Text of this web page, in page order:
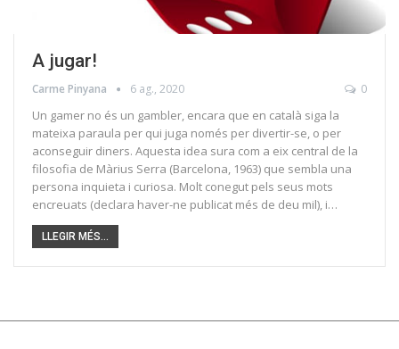
A jugar!
Carme Pinyana 6 ag., 2020 0
Un gamer no és un gambler, encara que en català siga la
mateixa paraula per qui juga només per divertir-se, o per
aconseguir diners. Aquesta idea sura com a eix central de la
filosofia de Màrius Serra (Barcelona, 1963) que sembla una
persona inquieta i curiosa. Molt conegut pels seus mots
encreuats (declara haver-ne publicat més de deu mil), i…
LLEGIR MÉS...